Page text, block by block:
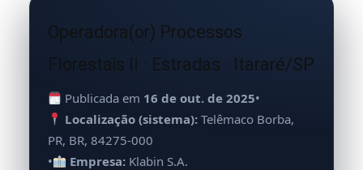
Operadora(or) Processos
Florestais II · Estradas · Itararé/SP
Publicada em 16 de out. de 2025•
Localização (sistema): Telêmaco Borba,
PR, BR, 84275-000
•
Empresa: Klabin S.A.